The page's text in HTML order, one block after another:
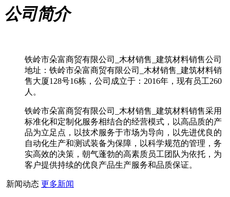
公司简介
铁岭市朵富商贸有限公司_木材销售_建筑材料销售公司
地址：铁岭市朵富商贸有限公司_木材销售_建筑材料销
售大厦128号16栋，公司成立于：2016年，现有员工260
人。
铁岭市朵富商贸有限公司_木材销售_建筑材料销售采用
标准化和定制化服务相结合的经营模式，以高品质的产
品为立足点，以技术服务于市场为导向，以先进优良的
自动化生产和测试装备为保障，以科学规范的管理，务
实高效的决策，朝气蓬勃的高素质员工团队为依托，为
客户提供持续的优良产品生产服务和品质保证。
新闻动态 更多新闻